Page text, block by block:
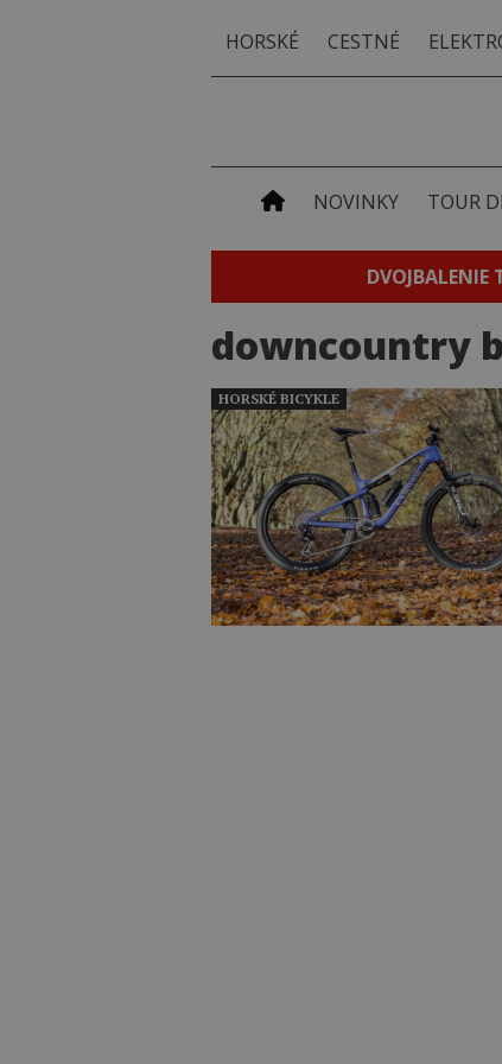
HORSKÉ CESTNÉ
NOVINKY TOUR
DVOJBALENIE
downcountry
HORSKÉ BICYKLE